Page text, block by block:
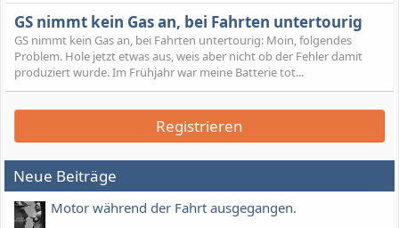
GS nimmt kein Gas an, bei Fahrten untertourig
GS nimmt kein Gas an, bei Fahrten untertourig: Moin, folgendes
Problem. Hole jetzt etwas aus, weis aber nicht ob der Fehler damit
produziert wurde. Im Frühjahr war meine Batterie tot...
Registrieren
Neue Beiträge
Motor während der Fahrt ausgegangen.